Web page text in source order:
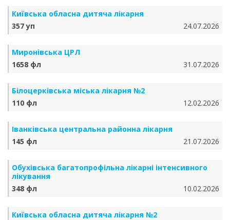
Київська обласна дитяча лікарня
357 уп
24.07.2026
Миронівська ЦРЛ
1658 фл
31.07.2026
Білоцерківська міська лікарня №2
110 фл
12.02.2026
Іванківська центральна районна лікарня
145 фл
21.07.2026
Обухівська багатопрофільна лікарні інтенсивного
лікування
348 фл
10.02.2026
Київська обласна дитяча лікарня №2